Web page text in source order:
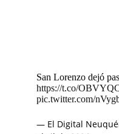
San Lorenzo dejó
https://t.co/
pic.twitter.com/
— El Digital